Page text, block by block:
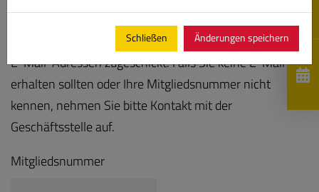
anschließend ein neues Kennwort an die hinterlegten
E-Mail-Adressen zugeschickt. Falls Sie keine E-Mail
erhalten sollten oder Ihre Mitgliedsnummer nicht
kennen, nehmen Sie bitte Kontakt mit der
Geschäftsstelle auf.
Mitgliedsnummer
Schließen Änderungen speichern